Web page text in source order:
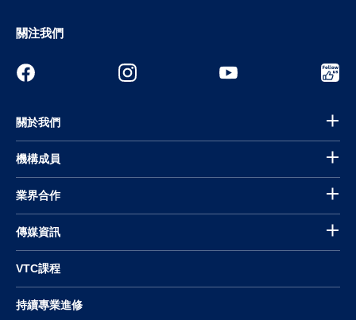
關注我們
關於我們
機構成員
業界合作
傳媒資訊
VTC課程
持續專業進修